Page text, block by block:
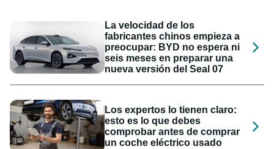
La velocidad de los
fabricantes chinos empieza a
preocupar: BYD no espera ni
seis meses en preparar una
nueva versión del Seal 07
Los expertos lo tienen claro:
esto es lo que debes
comprobar antes de comprar
un coche eléctrico usado